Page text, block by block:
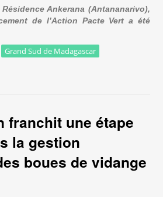
Ankerana (Antananarivo),
de l’Action Pacte Vert a été
Grand Sud de Madagascar
franchit une étape
la gestion
boues de vidange